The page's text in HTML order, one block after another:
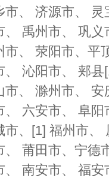
市、 济源市、
、 禹州市、 巩
市、 荥阳市、平
、 沁阳市、 郏
市、 滁州市、
、 六安市、 阜
市、[1] 福州市、
、 莆田市、宁德
、 南安市、 福